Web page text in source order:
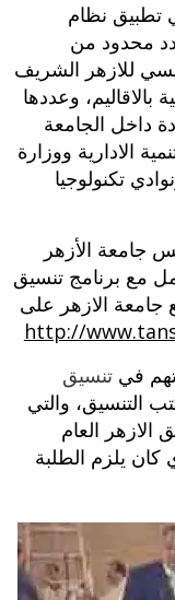
تطبيق نظام
محدود من
للازهر الشريف
بالاقاليم، وعددها
داخل الجامعة
الادارية ووزارة
تكنولوجيا
جامعة الأزهر
مع برنامج تنسيق
جامعة الازهر على
http://
فيتنسيق
التنسيق، والتي
العام
كان يلزم الطلبة